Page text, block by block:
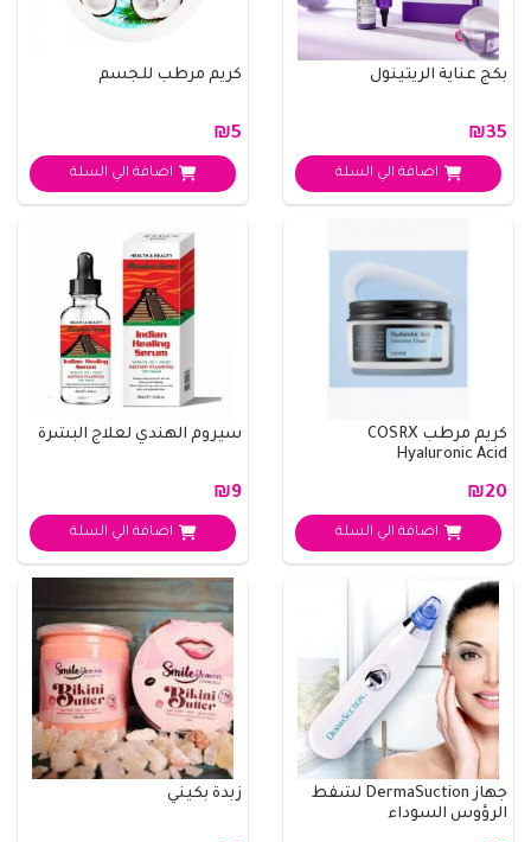
بكج عناية الريتينول
₪35
اضافة الي السلة
كريم مرطب للجسم
₪5
اضافة الي السلة
كريم مرطب COSRX
Hyaluronic Acid
₪20
اضافة الي السلة
سيروم الهندي لعلاج البشرة
₪9
اضافة الي السلة
جهاز DermaSuction لشفط
الرؤوس السوداء
زبدة بكيني